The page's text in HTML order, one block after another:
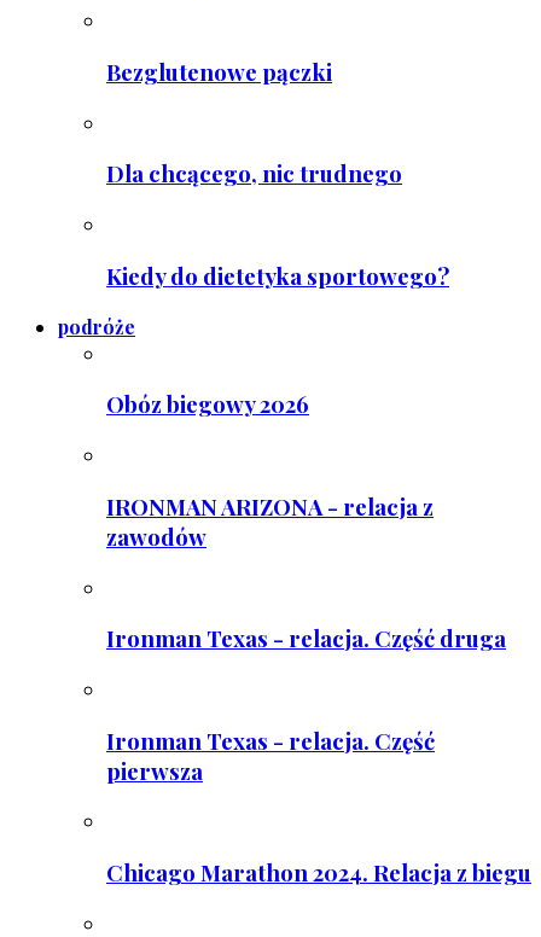
Bezglutenowe pączki
Dla chcącego, nic trudnego
Kiedy do dietetyka sportowego?
podróże
Obóz biegowy 2026
IRONMAN ARIZONA - relacja z
zawodów
Ironman Texas - relacja. Część druga
Ironman Texas - relacja. Część
pierwsza
Chicago Marathon 2024. Relacja z biegu